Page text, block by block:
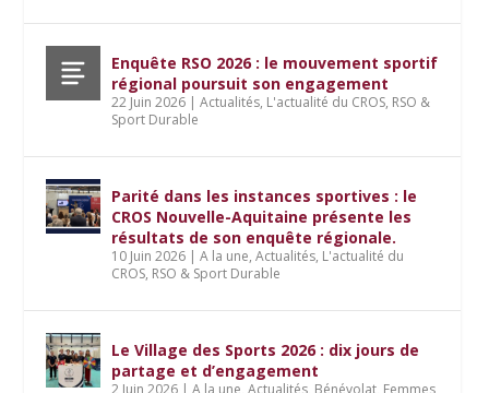
Enquête RSO 2026 : le mouvement sportif
régional poursuit son engagement
22 Juin 2026 |Actualités, L'actualité du CROS, RSO &
Sport Durable
Parité dans les instances sportives : le
CROS Nouvelle-Aquitaine présente les
résultats de son enquête régionale.
10 Juin 2026 |A la une,Actualités, L'actualité du
CROS, RSO & Sport Durable
Le Village des Sports 2026 : dix jours de
partage et d’engagement